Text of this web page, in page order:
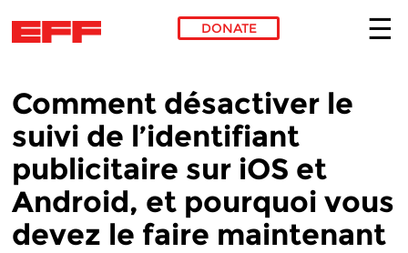
DONATE
Comment désactiver le
suivi de l’identifiant
publicitaire sur iOS et
Android, et pourquoi vous
devez le faire maintenant